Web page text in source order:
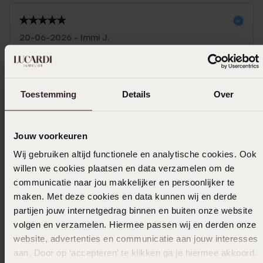
Toestemming Details Over
Jouw voorkeuren
Wij gebruiken altijd functionele en analytische cookies. Ook
willen we cookies plaatsen en data verzamelen om de
communicatie naar jou makkelijker en persoonlijker te
maken. Met deze cookies en data kunnen wij en derde
partijen jouw internetgedrag binnen en buiten onze website
volgen en verzamelen. Hiermee passen wij en derden onze
website, advertenties en communicatie aan jouw interesses
aan. Door op ‘accepteren’ te klikken ga je hiermee akkoord.
20-06-2026 - Immi J.
In winkelmandje
Ook leuk voor jou